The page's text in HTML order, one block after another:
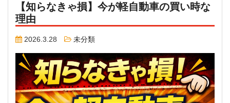
【知らなきゃ損】今が軽自動車の買い時な
理由
2026.3.28 未分類